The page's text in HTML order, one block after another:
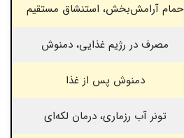
حمام آرامش‌بخش، استنشاق مستقیم
مصرف در رژیم غذایی، دمنوش
دمنوش پس از غذا
تونر آب رزماری، درمان لکه‌ای